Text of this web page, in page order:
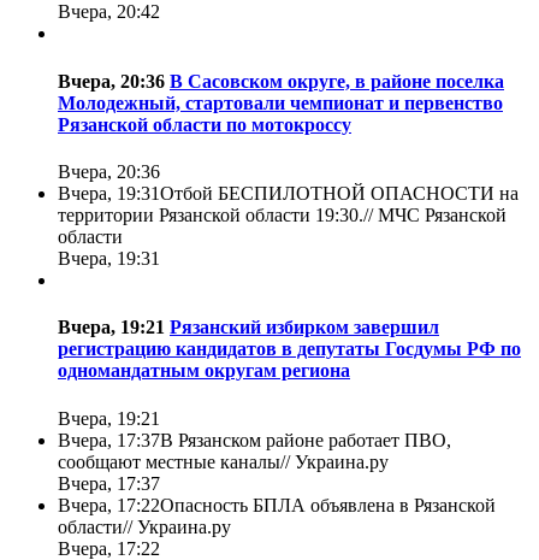
Вчера, 20:42
Вчера, 20:36 В Сасовском округе, в районе поселка
Молодежный, стартовали чемпионат и первенство
Рязанской области по мотокроссу
Вчера, 20:36
Вчера, 19:31Отбой БЕСПИЛОТНОЙ ОПАСНОСТИ на
территории Рязанской области 19:30.//МЧС Рязанской
области
Вчера, 19:31
Вчера, 19:21 Рязанский избирком завершил
регистрацию кандидатов в депутаты Госдумы РФ по
одномандатным округам региона
Вчера, 19:21
Вчера, 17:37В Рязанском районе работает ПВО,
сообщают местные каналы//Украина.ру
Вчера, 17:37
Вчера, 17:22Опасность БПЛА объявлена в Рязанской
области//Украина.ру
Вчера, 17:22